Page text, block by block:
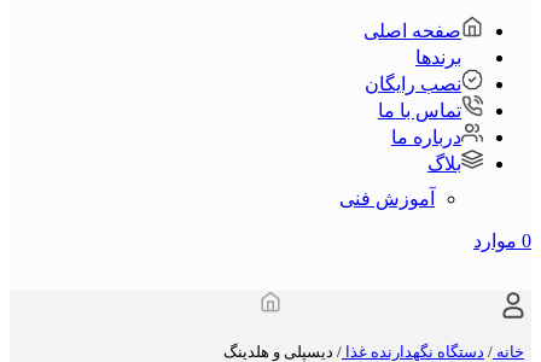
صفحه اصلی
برندها
نصب رایگان
تماس با ما
درباره ما
بلاگ
آموزش فنی
0 موارد
خانه / دستگاه نگهدارنده غذا / دیسپلی و هلدینگ